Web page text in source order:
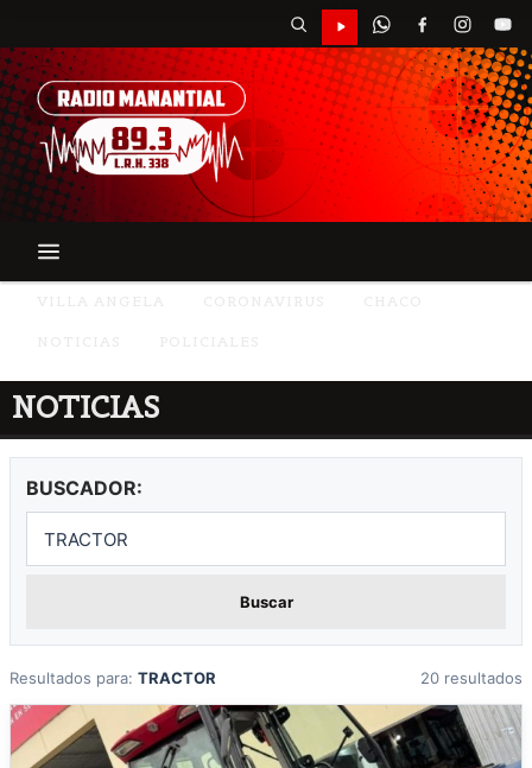
NOTICIAS
BUSCADOR:
Buscar
Resultados para: TRACTOR 20 resultados